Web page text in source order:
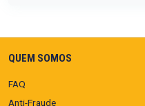
QUEM SOMOS
FAQ
Anti-Fraude